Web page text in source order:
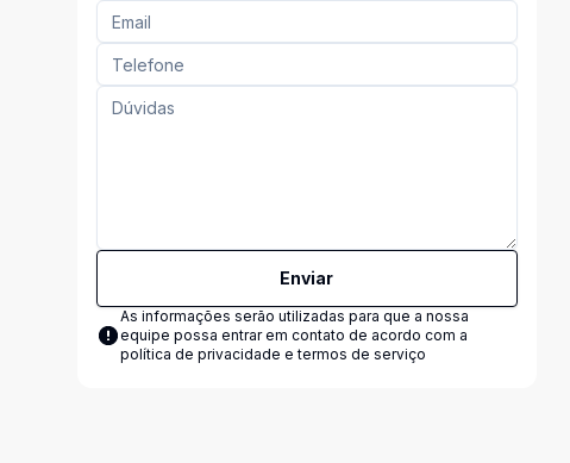
Enviar
As informações serão utilizadas para que a nossa
equipe possa entrar em contato de acordo com a
política de privacidade e termos de serviço